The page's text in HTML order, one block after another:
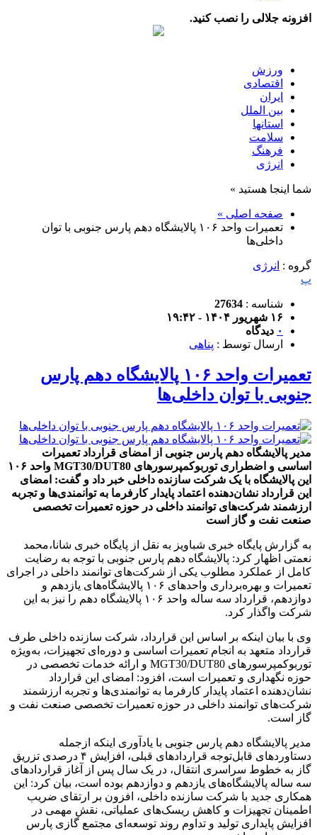
افزونه جلالی را نصب کنید.
ورزش
اقتصادی
ایران
بین الملل
استانها
سلامت
فرهنگ
انرژی
شما اینجا هستید »
صفحه اصلی »
تعمیرات واحد ۱۰۶ پالایشگاه دهم پارس جنوبی با توان
داخلی‌ها
گروه : انرژی
پ
شناسه : 27634
۱۶ شهریور ۱۴۰۴ - ۱۹:۴۲
۰ دیدگاه
ارسال توسط : پناهی
تعمیرات واحد ۱۰۶ پالایشگاه دهم پارس
جنوبی با توان داخلی‌ها
مدیر پالایشگاه دهم پارس جنوبی از امضای قرارداد تعمیرات
اساسی و اضطراری توربوکمپرسورهای MGT30/DUT80 واحد ۱۰۶
این پالایشگاه با یک شرکت سازنده داخلی خبر داد و گفت: امضای
این قرارداد نشان‌دهنده اعتماد پایدار کارفرما به توانمندی‌ها و تجربه
ارزشمند شرکت‌های توانمند داخلی در حوزه تعمیرات تخصصی
صنعت نفت و گاز است
به گزارش پایگاه خبری شباویز به نقل از پایگاه خبری شانا،محمد
نعمتی اظهار کرد: پالایشگاه دهم پارس جنوبی با توجه به رضایت
کامل از عملکرد مطلوب یکی از شرکت‌های توانمند داخلی در اجرای
تعمیرات و بهره‌برداری واحدهای ۱۰۶ پالایشگاه‌های یازدهم و
دوازدهم، قرارداد سه‌ ساله واحد ۱۰۶ پالایشگاه دهم را نیز به این
شرکت واگذار کرد.
وی با بیان اینکه بر اساس این قرارداد، شرکت سازنده داخلی طرف
قرارداد متعهد به انجام تعمیرات اساسی و دوره‌ای تجهیزات، به‌ویژه
توربوکمپرسورهای MGT30/DUT80 و ارائه خدمات تخصصی در
حوزه نگهداری و تعمیرات است، افزود: امضای این قرارداد
نشان‌دهنده اعتماد پایدار کارفرما به توانمندی‌ها و تجربه ارزشمند
شرکت‌های توانمند داخلی در حوزه تعمیرات تخصصی صنعت نفت و
گاز است.
مدیر پالایشگاه دهم پارس جنوبی با یادآوری اینکه ازجمله
دستاوردهای قابل‌توجه قراردادهای قبلی، افزایش ۴ درصدی تزریق
گاز به خطوط سراسری انتقال، در یک سال پس از آغاز قراردادهای
سه‌ ساله پالایشگاه‌های یازدهم و دوازدهم بوده است، بیان کرد: این
همکاری جدید با شرکت سازنده داخلی، افزون بر ارتقای ضریب
اطمینان تجهیزات و کاهش ریسک‌های عملیاتی، نقش مهمی در
افزایش پایداری تولید و تداوم روند توسعه‌ای مجتمع گازی پارس